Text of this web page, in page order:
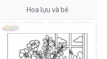
Hoa lựu và bé